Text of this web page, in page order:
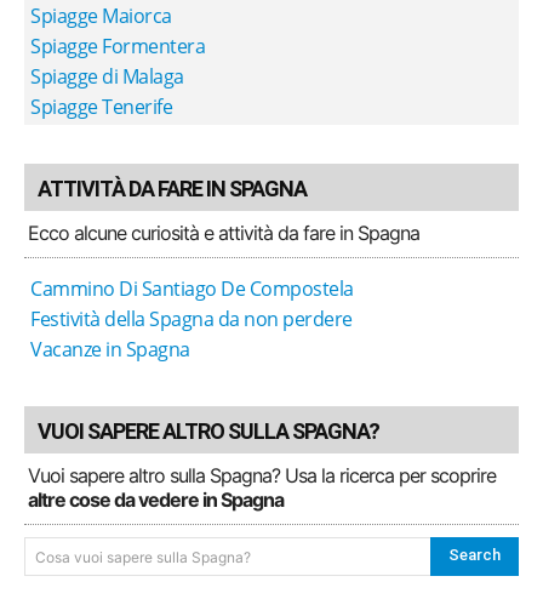
Spiagge Maiorca
Spiagge Formentera
Spiagge di Malaga
Spiagge Tenerife
ATTIVITÀ DA FARE IN SPAGNA
Ecco alcune curiosità e attività da fare in Spagna
Cammino Di Santiago De Compostela
Festività della Spagna da non perdere
Vacanze in Spagna
VUOI SAPERE ALTRO SULLA SPAGNA?
Vuoi sapere altro sulla Spagna? Usa la ricerca per scoprire
altre cose da vedere in Spagna
Cosa vuoi sapere sulla Spagna? Search